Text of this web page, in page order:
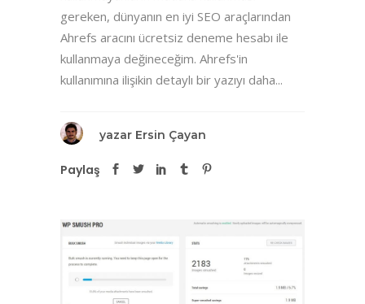
gereken, dünyanın en iyi SEO araçlarından
Ahrefs aracını ücretsiz deneme hesabı ile
kullanmaya değineceğim. Ahrefs'in
kullanımına ilişikin detaylı bir yazıyı daha...
yazar Ersin Çayan
Paylaş